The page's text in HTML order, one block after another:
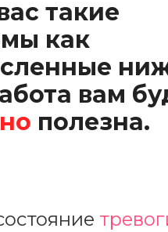
такие
как
вам
полезна.